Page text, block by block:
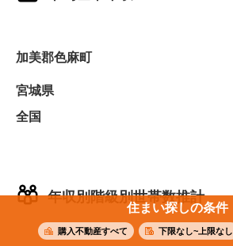
住まい探しの条件
購入不動産すべて 下限なし~上限なし
年収別階級別世帯数推計
加美郡色麻町
宮城県
全国